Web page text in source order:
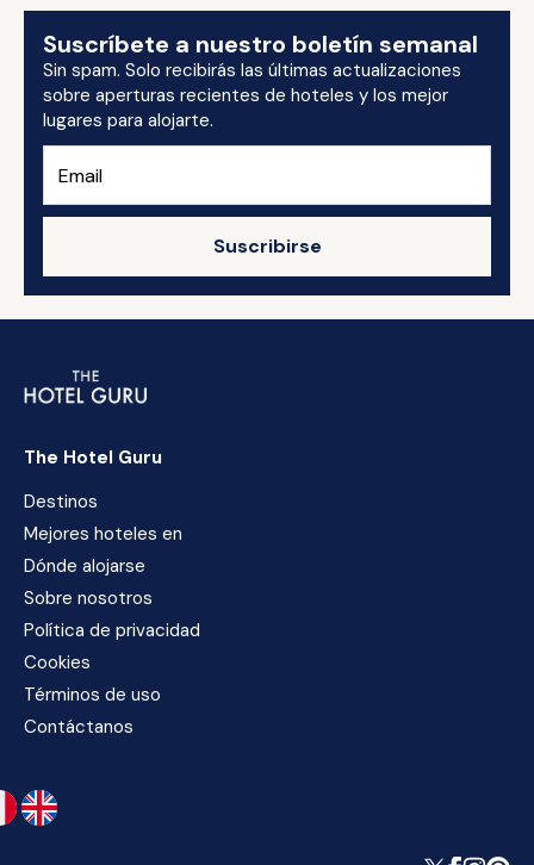
Suscríbete a nuestro boletín semanal
Sin spam. Solo recibirás las últimas actualizaciones
sobre aperturas recientes de hoteles y los mejor
lugares para alojarte.
Suscribirse
The Hotel Guru
Destinos
Mejores hoteles en
Dónde alojarse
Sobre nosotros
Política de privacidad
Cookies
Términos de uso
Contáctanos